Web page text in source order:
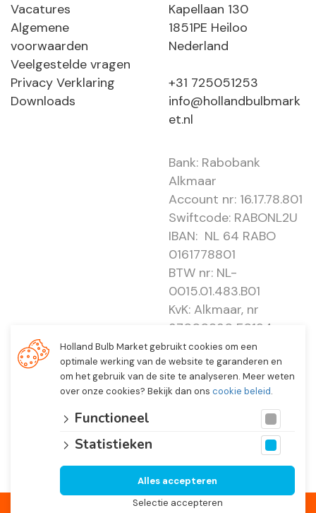
Vacatures
Algemene
voorwaarden
Veelgestelde vragen
Privacy Verklaring
Downloads
Kapellaan 130
1851PE Heiloo
Nederland
+31 725051253
info@hollandbulbmark
et.nl
Bank: Rabobank
Alkmaar
Account nr: 16.17.78.801
Swiftcode: RABONL2U
IBAN: NL 64 RABO
0161778801
BTW nr: NL-
0015.01.483.B01
KvK: Alkmaar, nr
37000830 E0194 -
EBO 505
© 2026 Holland Bulb Market, Heiloo Netherlands
Holland Bulb Market gebruikt cookies om een
optimale werking van de website te garanderen en
om het gebruik van de site te analyseren. Meer weten
over onze cookies? Bekijk dan ons cookie beleid.
Functioneel
Statistieken
Selectie accepteren
Alles accepteren